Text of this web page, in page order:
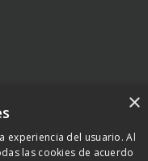
Cornellà de
×
experiencia del usuario. Al
las cookies de acuerdo